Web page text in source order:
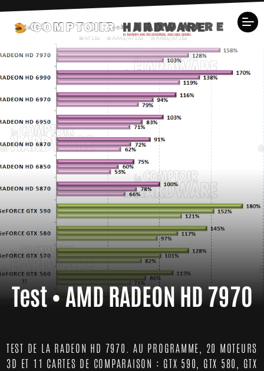
Test • AMD RADEON HD 7970
TEST DE LA RADEON HD 7970. AU PROGRAMME, 20 MOTEURS
3D ET 11 CARTES DE COMPARAISON : GTX 590, GTX 580, GTX